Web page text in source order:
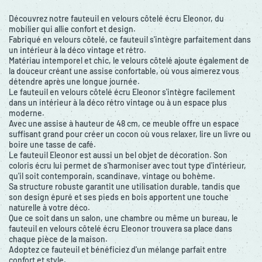
Découvrez notre fauteuil en velours côtelé écru Eleonor, du
mobilier qui allie confort et design.
Fabriqué en velours côtelé, ce fauteuil s'intègre parfaitement dans
un intérieur à la déco vintage et rétro.
Matériau intemporel et chic, le velours côtelé ajoute également de
la douceur créant une assise confortable, où vous aimerez vous
détendre après une longue journée.
Le fauteuil en velours côtelé écru Eleonor s'intègre facilement
dans un intérieur à la déco rétro vintage ou à un espace plus
moderne.
Avec une assise à hauteur de 48 cm, ce meuble offre un espace
suffisant grand pour créer un cocon où vous relaxer, lire un livre ou
boire une tasse de café.
Le fauteuil Eleonor est aussi un bel objet de décoration. Son
coloris écru lui permet de s'harmoniser avec tout type d'intérieur,
qu'il soit contemporain, scandinave, vintage ou bohème.
Sa structure robuste garantit une utilisation durable, tandis que
son design épuré et ses pieds en bois apportent une touche
naturelle à votre déco.
Que ce soit dans un salon, une chambre ou même un bureau, le
fauteuil en velours côtelé écru Eleonor trouvera sa place dans
chaque pièce de la maison.
Adoptez ce fauteuil et bénéficiez d'un mélange parfait entre
confort et style.